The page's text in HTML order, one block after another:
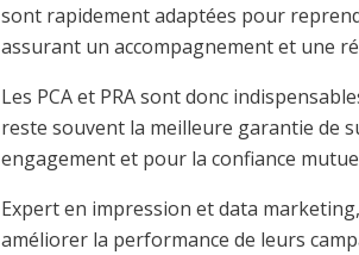
sont rapidement adaptées pour
assurant un accompagnement et une
Les PCA et PRA sont donc
reste souvent la meilleure garantie de
engagement et pour la confiance
Expert en impression et data
améliorer la performance de leurs